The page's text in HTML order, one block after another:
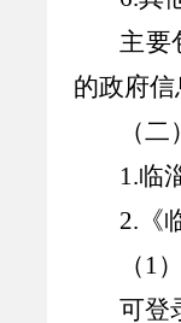
主要
的政府
（
1.临
2.
（ 1
可登